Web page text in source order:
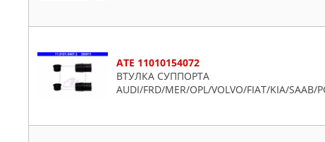
ATE 11010154072
ВТУЛКА СУППОРТА
AUDI/FRD/MER/OPL/VOLVO/FIAT/KIA/SAAB/